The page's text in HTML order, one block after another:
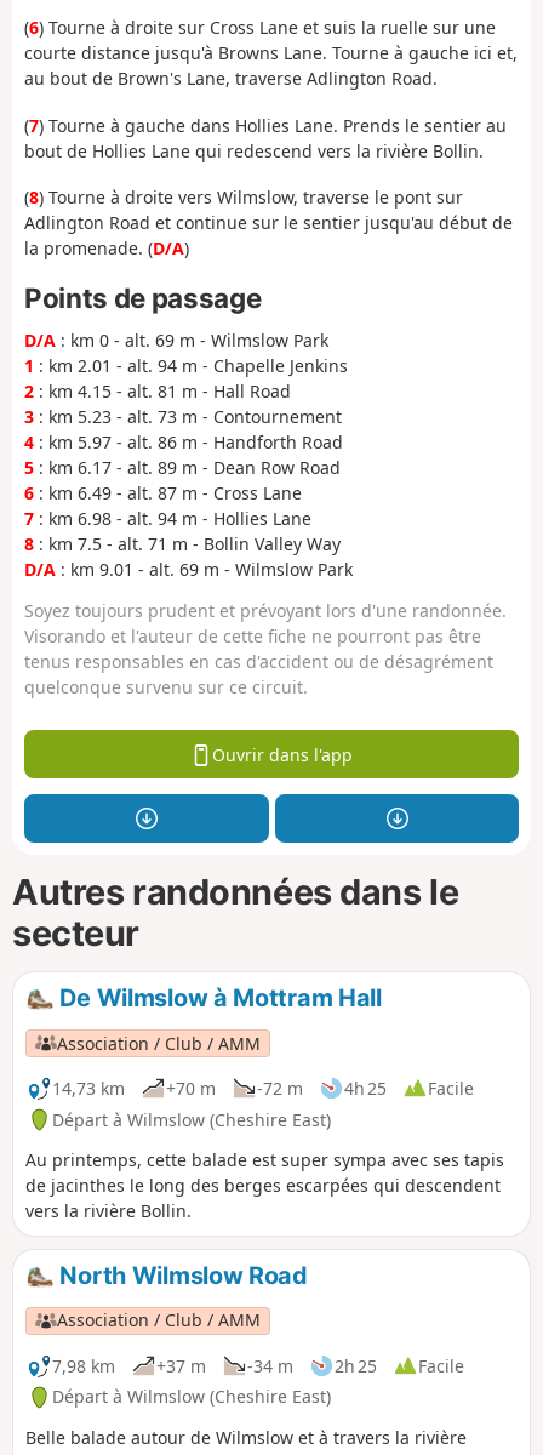
(6) Tourne à droite sur Cross Lane et suis la ruelle sur une
courte distance jusqu'à Browns Lane. Tourne à gauche ici et,
au bout de Brown's Lane, traverse Adlington Road.
(7) Tourne à gauche dans Hollies Lane. Prends le sentier au
bout de Hollies Lane qui redescend vers la rivière Bollin.
(8) Tourne à droite vers Wilmslow, traverse le pont sur
Adlington Road et continue sur le sentier jusqu'au début de
la promenade. (D/A)
Points de passage
D/A : km 0 - alt. 69 m - Wilmslow Park
1 : km 2.01 - alt. 94 m - Chapelle Jenkins
2 : km 4.15 - alt. 81 m - Hall Road
3 : km 5.23 - alt. 73 m - Contournement
4 : km 5.97 - alt. 86 m - Handforth Road
5 : km 6.17 - alt. 89 m - Dean Row Road
6 : km 6.49 - alt. 87 m - Cross Lane
7 : km 6.98 - alt. 94 m - Hollies Lane
8 : km 7.5 - alt. 71 m - Bollin Valley Way
D/A : km 9.01 - alt. 69 m - Wilmslow Park
Soyez toujours prudent et prévoyant lors d'une randonnée.
Visorando et l'auteur de cette fiche ne pourront pas être
tenus responsables en cas d'accident ou de désagrément
quelconque survenu sur ce circuit.
Ouvrir dans l'app
Autres randonnées dans le
secteur
De Wilmslow à Mottram Hall
Association / Club / AMM
14,73 km
+70 m -72 m 4h 25
Facile
Départ à Wilmslow (Cheshire East)
Au printemps, cette balade est super sympa avec ses tapis
de jacinthes le long des berges escarpées qui descendent
vers la rivière Bollin.
North Wilmslow Road
Association / Club / AMM
7,98 km
+37 m -34 m 2h 25
Facile
Départ à Wilmslow (Cheshire East)
Belle balade autour de Wilmslow et à travers la rivière